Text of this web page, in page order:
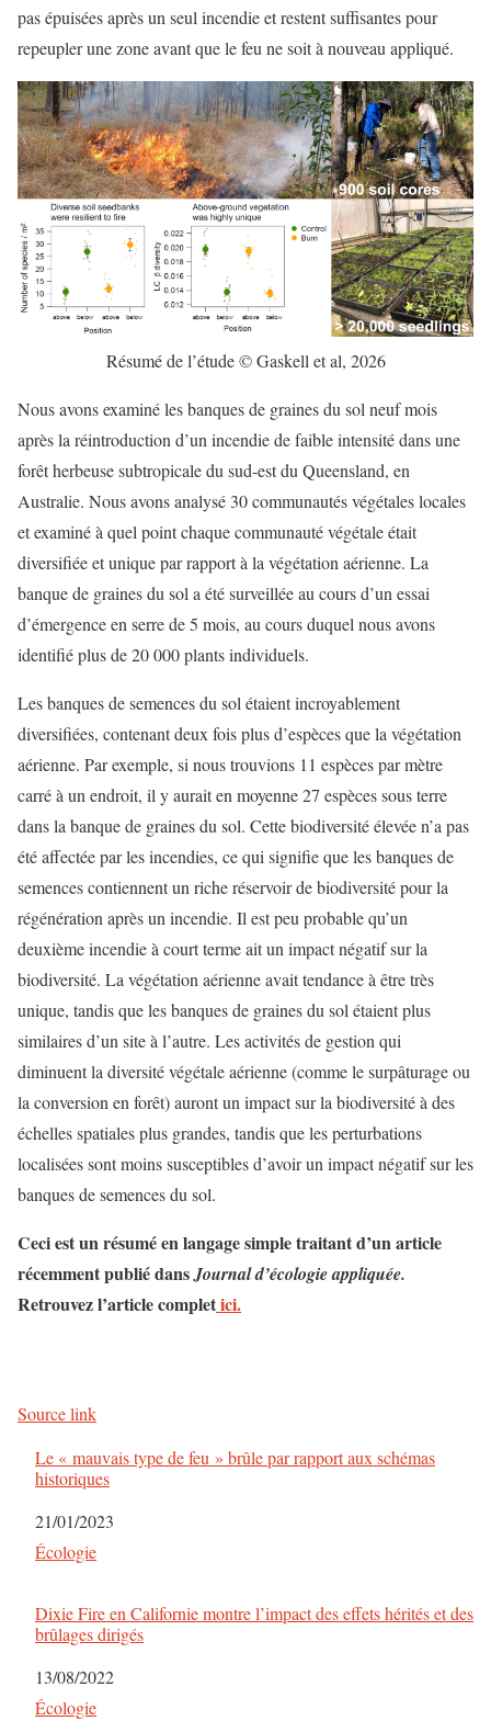
pas épuisées après un seul incendie et restent suffisantes pour
repeupler une zone avant que le feu ne soit à nouveau appliqué.
Résumé de l’étude © Gaskell et al, 2026
Nous avons examiné les banques de graines du sol neuf mois
après la réintroduction d’un incendie de faible intensité dans une
forêt herbeuse subtropicale du sud-est du Queensland, en
Australie. Nous avons analysé 30 communautés végétales locales
et examiné à quel point chaque communauté végétale était
diversifiée et unique par rapport à la végétation aérienne. La
banque de graines du sol a été surveillée au cours d’un essai
d’émergence en serre de 5 mois, au cours duquel nous avons
identifié plus de 20 000 plants individuels.
Les banques de semences du sol étaient incroyablement
diversifiées, contenant deux fois plus d’espèces que la végétation
aérienne. Par exemple, si nous trouvions 11 espèces par mètre
carré à un endroit, il y aurait en moyenne 27 espèces sous terre
dans la banque de graines du sol. Cette biodiversité élevée n’a pas
été affectée par les incendies, ce qui signifie que les banques de
semences contiennent un riche réservoir de biodiversité pour la
régénération après un incendie. Il est peu probable qu’un
deuxième incendie à court terme ait un impact négatif sur la
biodiversité. La végétation aérienne avait tendance à être très
unique, tandis que les banques de graines du sol étaient plus
similaires d’un site à l’autre. Les activités de gestion qui
diminuent la diversité végétale aérienne (comme le surpâturage ou
la conversion en forêt) auront un impact sur la biodiversité à des
échelles spatiales plus grandes, tandis que les perturbations
localisées sont moins susceptibles d’avoir un impact négatif sur les
banques de semences du sol.
Ceci est un résumé en langage simple traitant d’un article
récemment publié dansJournal d’écologie appliquée.
Retrouvez l’article completici.
Source link
Le « mauvais type de feu » brûle par rapport aux schémas
historiques
Date
21/01/2023
Par rapport à
Écologie
Dixie Fire en Californie montre l’impact des effets hérités et des
brûlages dirigés
Date
13/08/2022
Par rapport à
Écologie